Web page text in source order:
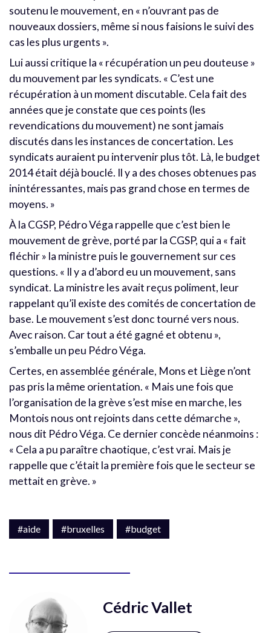
soutenu le mouvement, en « n’ouvrant pas de
nouveaux dossiers, même si nous faisions le suivi des
cas les plus urgents ».
Lui aussi critique la « récupération un peu douteuse »
du mouvement par les syndicats. « C’est une
récupération à un moment discutable. Cela fait des
années que je constate que ces points (les
revendications du mouvement) ne sont jamais
discutés dans les instances de concertation. Les
syndicats auraient pu intervenir plus tôt. Là, le budget
2014 était déjà bouclé. Il y a des choses obtenues pas
inintéressantes, mais pas grand chose en termes de
moyens. »
À la CGSP, Pédro Véga rappelle que c’est bien le
mouvement de grève, porté par la CGSP, qui a « fait
fléchir » la ministre puis le gouvernement sur ces
questions. « Il y a d’abord eu un mouvement, sans
syndicat. La ministre les avait reçus poliment, leur
rappelant qu’il existe des comités de concertation de
base. Le mouvement s’est donc tourné vers nous.
Avec raison. Car tout a été gagné et obtenu »,
s’emballe un peu Pédro Véga.
Certes, en assemblée générale, Mons et Liège n’ont
pas pris la même orientation. « Mais une fois que
l’organisation de la grève s’est mise en marche, les
Montois nous ont rejoints dans cette démarche »,
nous dit Pédro Véga. Ce dernier concède néanmoins :
« Cela a pu paraître chaotique, c’est vrai. Mais je
rappelle que c’était la première fois que le secteur se
mettait en grève. »
#aide #bruxelles #budget
Cédric Vallet